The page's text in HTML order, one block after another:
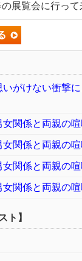
展覧会に行って
いがけない衝撃
女関係と両親の
女関係と両親の
関係と両親の
女関係と両親の
ト】